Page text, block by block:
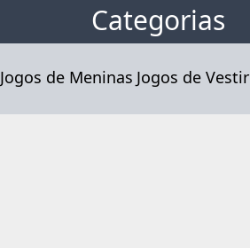
Categorias
Jogos de Meninas Jogos de Vestir